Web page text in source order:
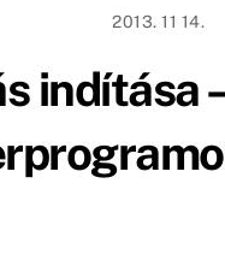
2013. 11 14.
indítása